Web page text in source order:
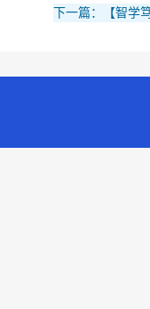
下一篇：【智学